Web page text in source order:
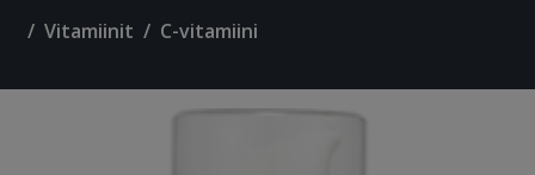
Vitamiinit C-vitamiini